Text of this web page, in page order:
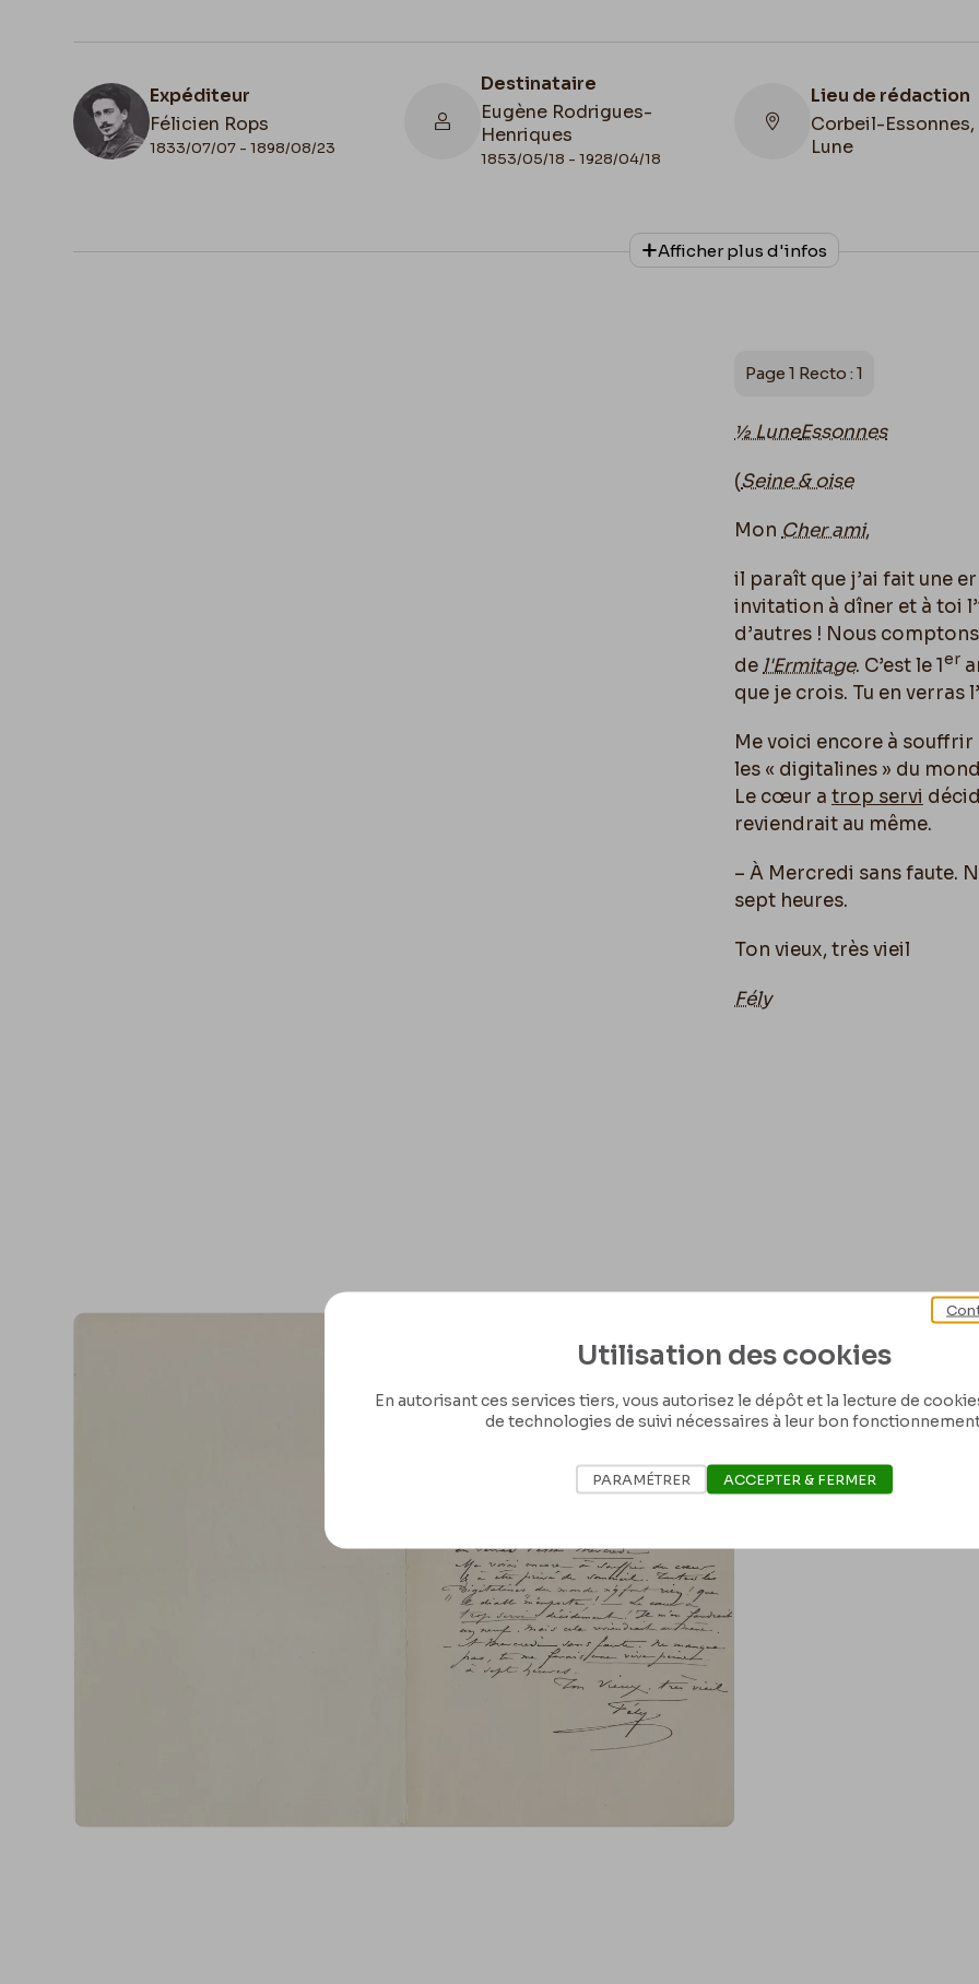
Expéditeur
Félicien Rops
1833/07/07 - 1898/08/23
Destinataire
Eugène Rodrigues-
Henriques
1853/05/18 - 1928/04/18
Lieu de rédaction
Corbeil-
Lune
N° d'inventaire
Collationnage
Belgique,
Afficher plus d'infos
Page 1 Recto : 1
½ LuneEssonnes
(Seine & oise
Mon Cher ami,
il paraît que j’ai fait une
invitation à dîner et à toi
d’autres ! Nous
de l'Ermitage. C’est le 1er
que je crois. Tu en verras
Me voici encore à
les « digitalines » du
Le cœur a trop servi
reviendrait au même.
– À Mercredi sans faute.
sept heures.
Ton vieux, très vieil
Fély
Utilisation des cookies
En autorisant ces services tiers, vous autorisez le dépôt et la lecture de
de technologies de suivi nécessaires à leur bon
PARAMÉTRER ACCEPTER & FERMER